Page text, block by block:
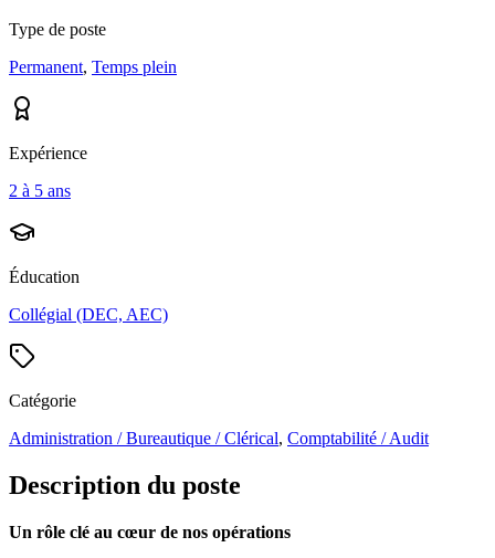
Type de poste
Permanent, Temps plein
Expérience
2 à 5 ans
Éducation
Collégial (DEC, AEC)
Catégorie
Administration / Bureautique / Clérical, Comptabilité / Audit
Description du poste
Un rôle clé au cœur de nos opérations